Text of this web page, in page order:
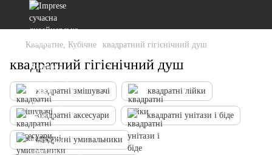
Квадратне, Кубічне квадратний гігієнічний душ
квадратний гігієнічний душ
квадратні змішувачі квадратні лійки
квадратні аксесуари квадратні унітази і біде
квадратні умивальники